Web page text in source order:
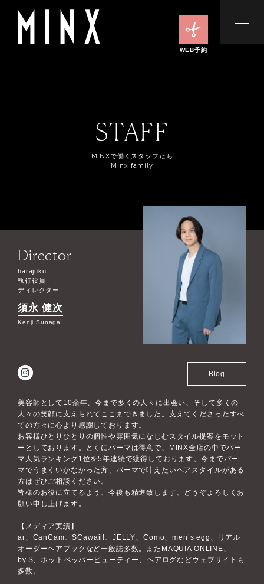
WEB予約
STAFF
MINXで働くスタッフたち
Minx family
Director
harajuku
執行役員
ディレクター
須永 健次
Kenji Sunaga
Blog
美容師として10余年、今まで多くの人々に出会い、そして多くの
人々の笑顔に支えられてここまできました。支えてくださったすべ
ての方々に心より感謝しております。
お客様ひとりひとりの個性や雰囲気になじむスタイル提案をモット
ーとしております。とくにパーマは得意で、MINX全店の中でパー
マ人気ランキング1位を5年連続で獲得しております。今までパー
マでうまくいかなかった方、パーマで叶えたいヘアスタイルがある
方はぜひご相談ください。
皆様のお役に立てるよう、今後も精進致します。どうぞよろしくお
願い申し上げます。
【メディア実績】
ar、CanCam、SCawaii!、JELLY、Como、men’s egg、リアル
オーダーヘアブックなど一般誌多数。またMAQUIA ONLINE、
by.S、ホットペッパービューティー、ヘアログなどウェブサイトも
多数。